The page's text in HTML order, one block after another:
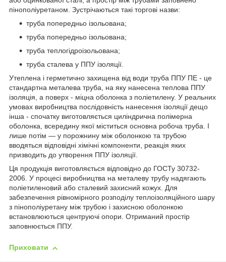
пінополіуретаном. Зустрічаються такі торгові назви:
труба попередньо ізольована;
труба попередньо ізольована;
труба теплогідроізольована;
труба сталева у ППУ ізоляції.
Утеплена і герметично захищена від води труба ППУ ПЕ - це
стандартна металева труба, на яку нанесена теплова ППУ
ізоляція, а поверх - міцна оболонка з поліетилену. У реальних
умовах виробництва послідовність нанесення ізоляції дещо
інша - спочатку виготовляється циліндрична полімерна
оболонка, всередину якої міститься основна робоча труба. І
лише потім — у порожнину між оболонкою та трубою
вводяться відповідні хімічні компоненти, реакція яких
призводить до утворення ППУ ізоляції.
Ця продукція виготовляється відповідно до ГОСТу 30732-
2006. У процесі виробництва на металеву трубу надягають
поліетиленовий або сталевий захисний кожух. Для
забезпечення рівномірного розподілу теплоізоляційного шару
з пінополіуретану між трубою і захисною оболонкою
встановлюються центруючі опори. Отриманий простір
заповнюється ППУ.
Приховати